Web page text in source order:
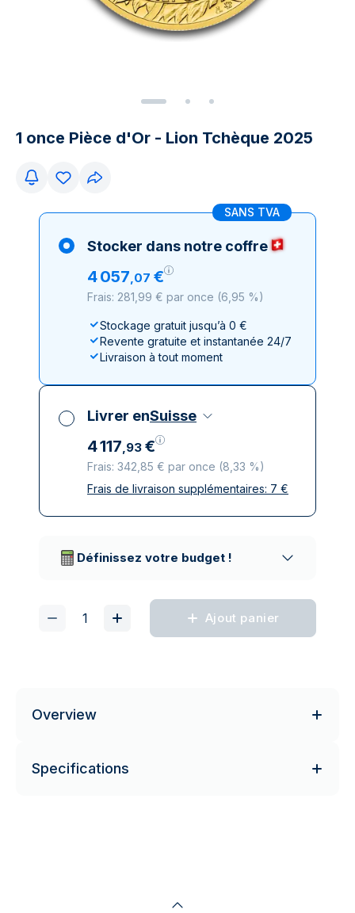
1 once Pièce d'Or - Lion Tchèque 2025
SANS TVA
Stocker dans notre coffre
4057,07 €
Frais: 281,99 € par once (6,95 %)
Stockage gratuit jusqu’à 0 €
Revente gratuite et instantanée 24/7
Livraison à tout moment
Livrer enSuisse
4117,93 €
Frais: 342,85 € par once (8,33 %)
Toutes taxes comprises
Frais de livraison supplémentaires: 7 €
Définissez votre budget !
Ajout panier
Overview
Specifications